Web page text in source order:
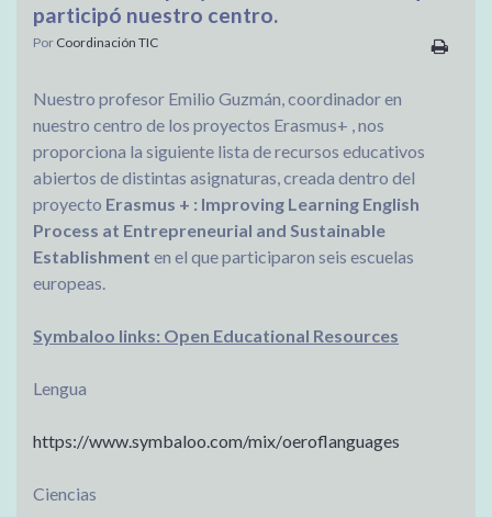
participó nuestro centro.
Por Coordinación TIC
Nuestro profesor Emilio Guzmán, coordinador en
nuestro centro de los proyectos Erasmus+ , nos
proporciona la siguiente lista de recursos educativos
abiertos de distintas asignaturas, creada dentro del
proyecto Erasmus + : Improving Learning English
Process at Entrepreneurial and Sustainable
Establishment en el que participaron seis escuelas
europeas.
Symbaloo links: Open Educational Resources
Lengua
https://www.symbaloo.com/mix/oeroflanguages
Ciencias